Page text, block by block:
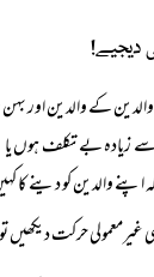
دیجیے!
کے والدین اور
سے زیادہ بے تکلف ہوں
اپنے والدین کو دینے کا
حرکت دیکھیں تو